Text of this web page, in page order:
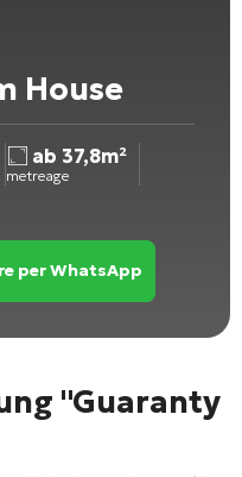
House
ab 37,8m²
metreage
per WhatsApp
"Guaranty